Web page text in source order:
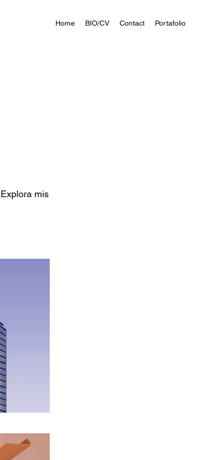
Home BIO/CV Contact Portafolio
mis